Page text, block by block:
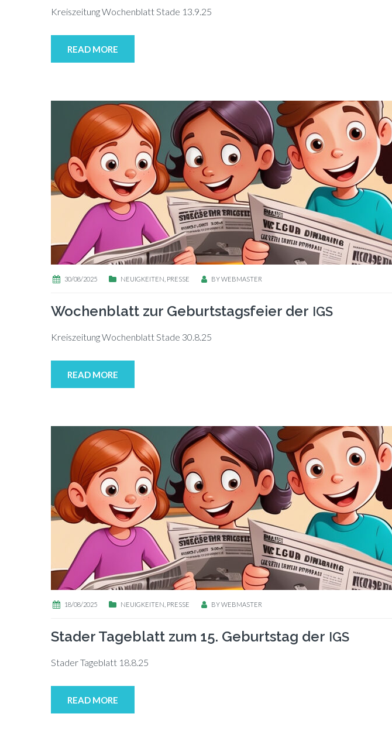
Kreis­zei­tung Wo­chen­blatt Sta­de 13.9.25
READ MORE
30/08/2025 NEUIGKEITEN PRESSE BYWEBMASTER
Wochenblatt zur Geburtstagsfeier der IGS
Kreis­zei­tung Wo­chen­blatt Sta­de 30.8.25
READ MORE
18/08/2025 NEUIGKEITEN PRESSE BYWEBMASTER
Stader Tageblatt zum 15. Geburtstag der IGS
Stader Ta­ge­blatt 18.8.25
READ MORE